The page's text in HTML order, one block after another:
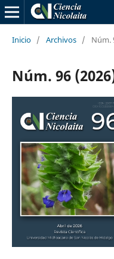
Inicio / Archivos / Núm.
Núm. 96